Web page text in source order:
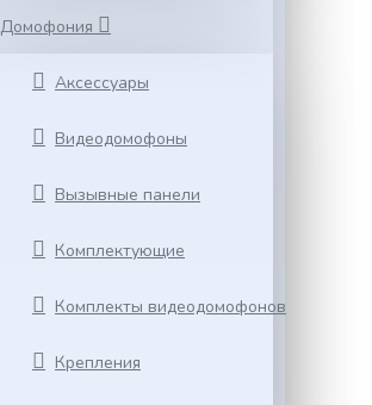
Домофония
Аксессуары
Видеодомофоны
Вызывные панели
Комплектующие
Комплекты видеодомофонов
Крепления